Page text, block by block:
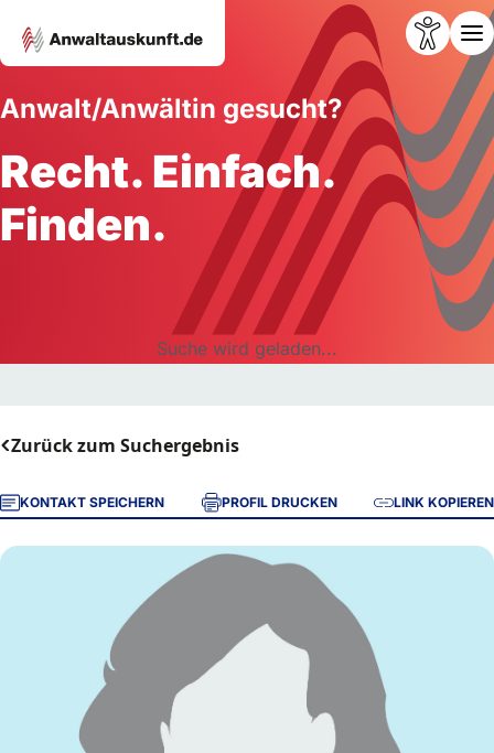
Anwalt/Anwältin gesucht?
Recht. Einfach.
Finden.
Suche wird geladen...
Zurück zum Suchergebnis
KONTAKT SPEICHERN PROFIL DRUCKEN LINK KOPIEREN